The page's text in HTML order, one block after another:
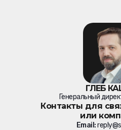
ГЛЕБ
Генеральный
Контакты для
или
Email: